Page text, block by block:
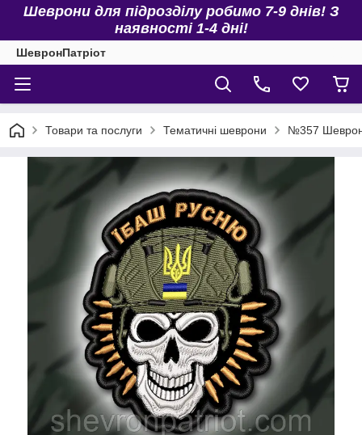
Шеврони для підрозділу робимо 7-9 днів! З
наявності 1-4 дні!
ШевронПатріот
Товари та послуги Тематичні шеврони №357